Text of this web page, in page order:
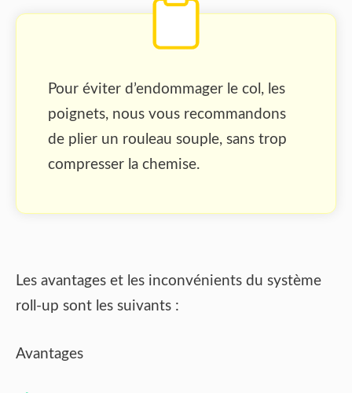
Pour éviter d’endommager le col, les
poignets, nous vous recommandons
de plier un rouleau souple, sans trop
compresser la chemise.
Les avantages et les inconvénients du système
roll-up sont les suivants :
Avantages